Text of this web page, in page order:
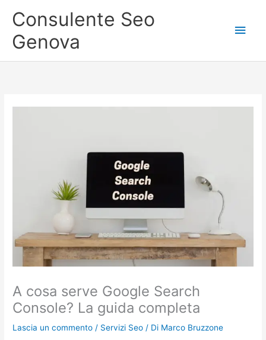
Consulente Seo
Genova
A cosa serve Google Search
Console? La guida completa
Lascia un commento / Servizi Seo / Di Marco Bruzzone